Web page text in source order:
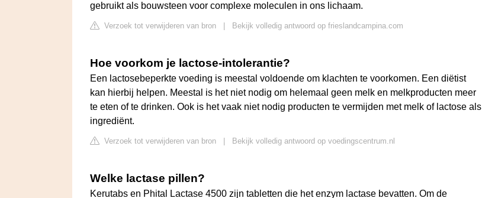
gebruikt als bouwsteen voor complexe moleculen in ons lichaam.
Verzoek tot verwijderen van bron Bekijk volledig antwoord op frieslandcampina.com
Hoe voorkom je lactose-intolerantie?
Een lactosebeperkte voeding is meestal voldoende om klachten te voorkomen. Een diëtist
kan hierbij helpen. Meestal is het niet nodig om helemaal geen melk en melkproducten meer
te eten of te drinken. Ook is het vaak niet nodig producten te vermijden met melk of lactose als
ingrediënt.
Verzoek tot verwijderen van bron Bekijk volledig antwoord op voedingscentrum.nl
Welke lactase pillen?
Kerutabs en Phital Lactase 4500 zijn tabletten die het enzym lactase bevatten. Om de